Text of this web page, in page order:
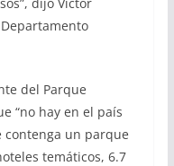
del Parque
“no hay en el país
un parque
temáticos, 6.7